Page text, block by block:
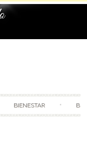
BIENESTAR